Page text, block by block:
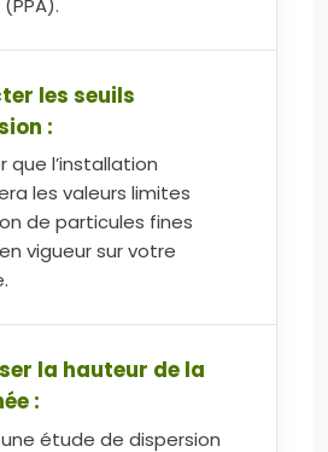
les seuils
:
que l’installation
les valeurs limites
de particules fines
vigueur sur votre
la hauteur de la
:
étude de dispersion